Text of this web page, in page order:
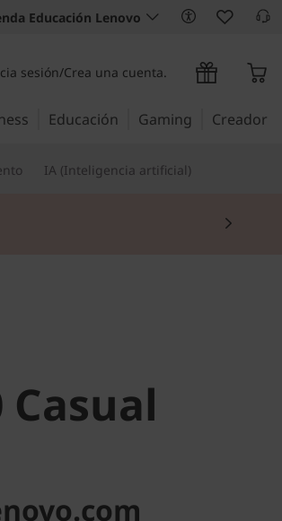
Educación Lenovo
sesión/Crea una cuenta.
Educación Gaming Creador
IA (Inteligencia artificial)